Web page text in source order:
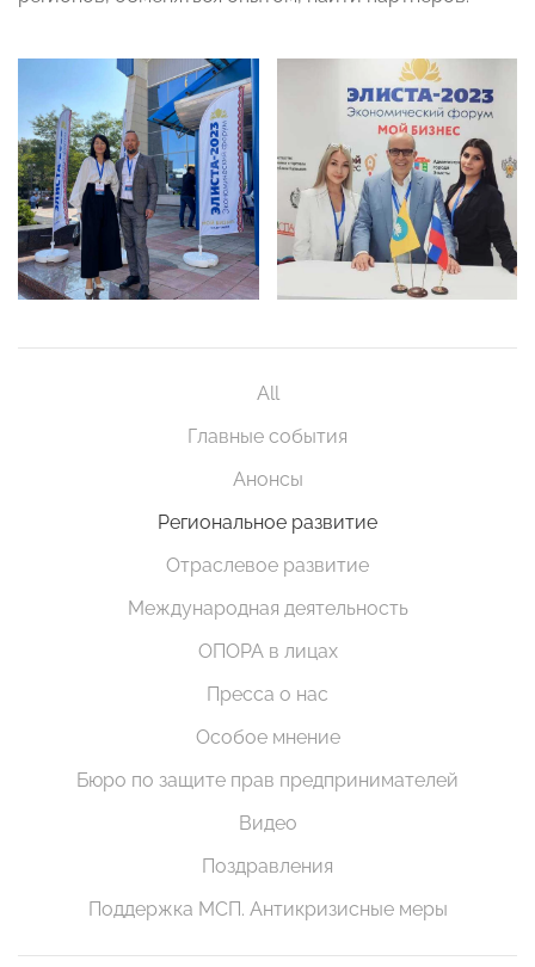
All
Главные события
Анонсы
Региональное развитие
Отраслевое развитие
Международная деятельность
ОПОРА в лицах
Пресса о нас
Особое мнение
Бюро по защите прав предпринимателей
Видео
Поздравления
Поддержка МСП. Антикризисные меры